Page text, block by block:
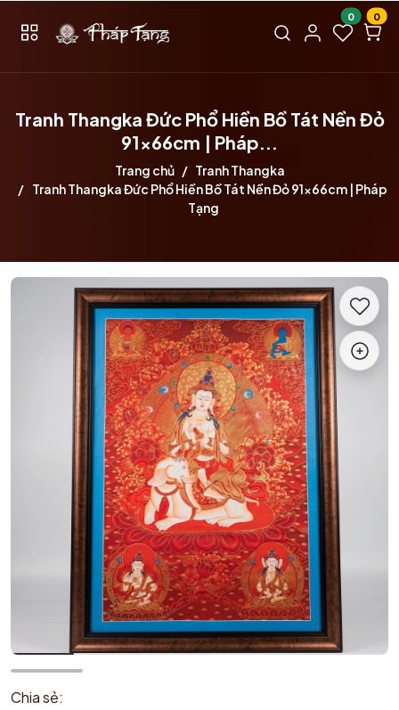
0 0
Tranh Thangka Đức Phổ Hiền Bồ Tát Nền Đỏ
91x66cm | Pháp...
Trang chủ
Tranh Thangka
Tranh Thangka Đức Phổ Hiền Bồ Tát Nền Đỏ 91x66cm | Pháp
Tạng
Chia sẻ: